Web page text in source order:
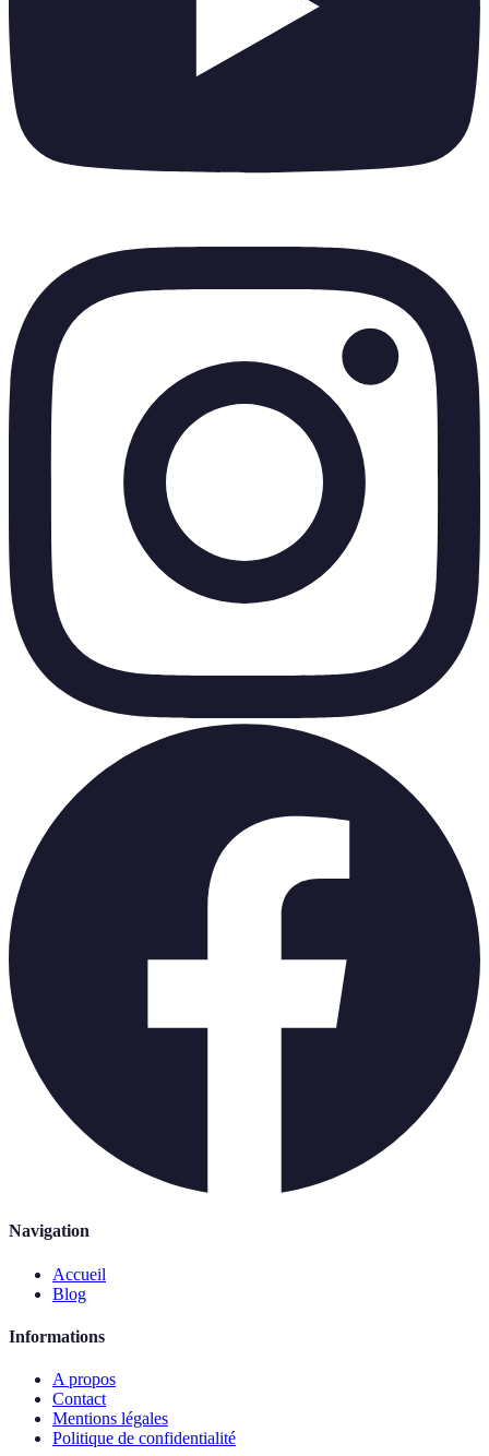
Navigation
Accueil
Blog
Informations
A propos
Contact
Mentions légales
Politique de confidentialité